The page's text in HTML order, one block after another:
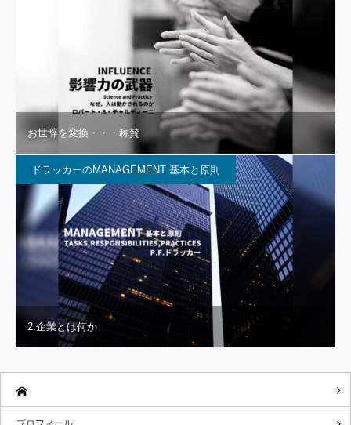
お世辞を変換・・・称賛
ドラッカーのMANAGEMENT 基本と原則
2.企業とは何か